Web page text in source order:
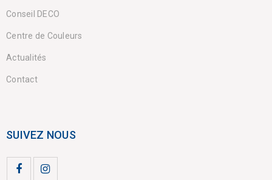
Conseil DECO
Centre de Couleurs
Actualités
Contact
SUIVEZ NOUS